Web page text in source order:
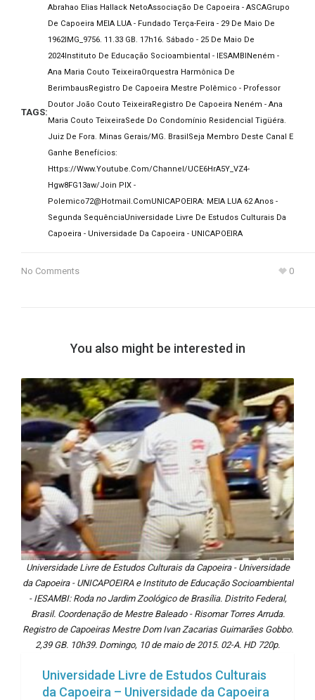
TAGS:
Abrahao Elias Hallack NetoAssociação De Capoeira - ASCAGrupo
De Capoeira MEIA LUA - Fundado Terça-Feira - 29 De Maio De
1962IMG_9756. 11.33 GB. 17h16. Sábado - 25 De Maio De
2024 Instituto De Educação Socioambiental - IESAMBI Neném -
Ana Maria Couto TeixeiraOrquestra Harmônica De
BerimbausRegistro De Capoeira Mestre Polêmico - Professor
Doutor João Couto Teixeira Registro De Capoeira Neném - Ana
Maria Couto TeixeiraSede Do Condomínio Residencial Tigüéra.
Juiz De Fora. Minas Gerais/MG. Brasil Seja Membro Deste Canal E
Ganhe Benefícios:
Https://www.youtube.com/channel/UCE6HrA5Y_VZ4-
Hgw8FG13aw/join PIX -
Polemico72@hotmail.comUNICAPOEIRA: MEIA LUA 62 Anos -
Segunda SequênciaUniversidade Livre De Estudos Culturais Da
Capoeira - Universidade Da Capoeira - UNICAPOEIRA
No Comments 0
You also might be interested in
Universidade Livre de Estudos Culturais da Capoeira - Universidade
da Capoeira - UNICAPOEIRA e Instituto de Educação Socioambiental
- IESAMBI: Roda no Jardim Zoológico de Brasília. Distrito Federal,
Brasil. Coordenação de Mestre Baleado - Risomar Torres Arruda.
Registro de Capoeiras Mestre Dom Ivan Zacarias Guimarães Gobbo.
2,39 GB. 10h39. Domingo, 10 de maio de 2015. 02-A. HD 720p.
Universidade Livre de Estudos Culturais
da Capoeira – Universidade da Capoeira